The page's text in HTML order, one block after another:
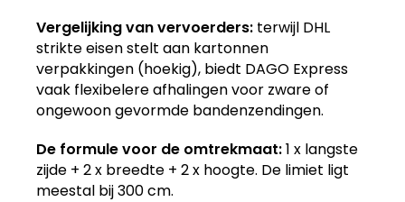
Vergelijking van vervoerders: terwijl DHL
strikte eisen stelt aan kartonnen
verpakkingen (hoekig), biedt DAGO Express
vaak flexibelere afhalingen voor zware of
ongewoon gevormde bandenzendingen.
De formule voor de omtrekmaat:1 x langste
zijde + 2 x breedte + 2 x hoogte. De limiet ligt
meestal bij 300 cm.